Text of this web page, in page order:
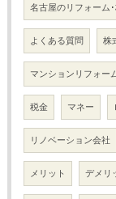
名古屋のリフォーム
よくある質問 株
マンションリフォー
税金 マネー
リノベーション会社
メリット デメリ